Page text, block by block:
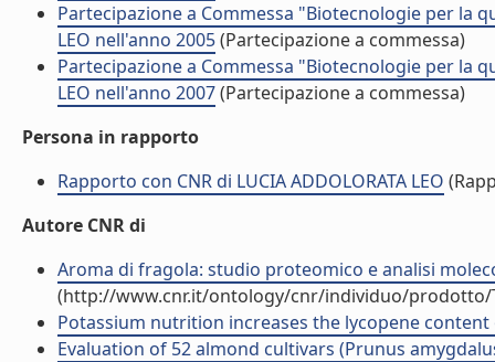
Partecipazione a Commessa "Biotecnologie per la
LEO nell'anno 2005(Partecipazione a commessa)
Partecipazione a Commessa "Biotecnologie per la
LEO nell'anno 2007(Partecipazione a commessa)
Persona in rapporto
Rapporto con CNR di LUCIA ADDOLORATA LEO
Autore CNR di
Aroma di fragola: studio proteomico e analisi
(http://www.cnr.it/ontology/cnr/individuo/prodotto/
Potassium nutrition increases the lycopene
Evaluation of 52 almond cultivars (Prunus